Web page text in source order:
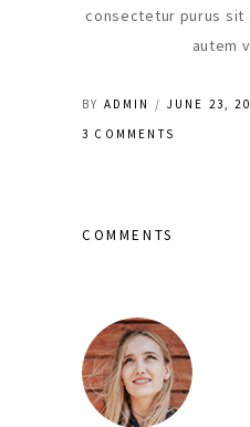
consectetur purus sit
autem
BY ADMIN JUNE 23,
3 COMMENTS
COMMENTS